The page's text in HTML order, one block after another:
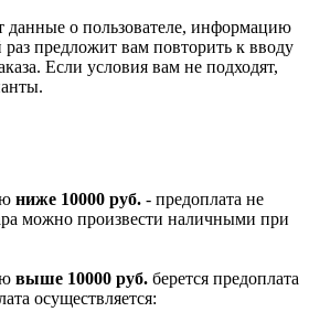
данные о пользователе, информацию
предложит вам повторить к вводу
Если условия вам не подходят,
ниже 10000 руб. - предоплата не
можно произвести наличными при
выше 10000 руб. берется предоплата
осуществляется: